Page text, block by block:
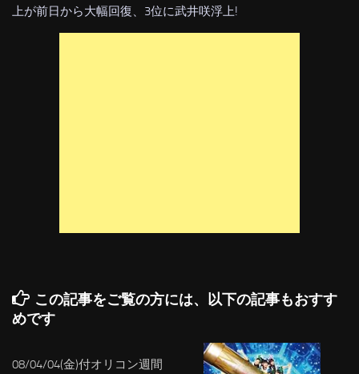
上が前日から大幅回復、3位に武井咲浮上!
この記事をご覧の方には、以下の記事もおすす
めです
08/04/04(金)付オリコン週間